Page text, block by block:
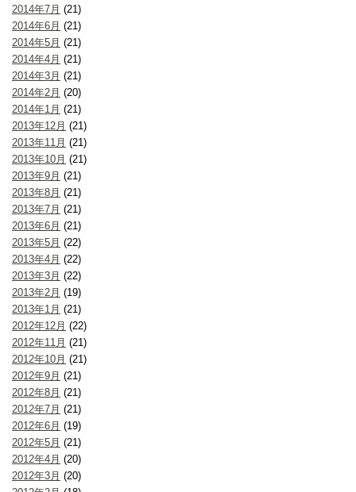
2014年7月 (21)
2014年6月 (21)
2014年5月 (21)
2014年4月 (21)
2014年3月 (21)
2014年2月 (20)
2014年1月 (21)
2013年12月 (21)
2013年11月 (21)
2013年10月 (21)
2013年9月 (21)
2013年8月 (21)
2013年7月 (21)
2013年6月 (21)
2013年5月 (22)
2013年4月 (22)
2013年3月 (22)
2013年2月 (19)
2013年1月 (21)
2012年12月 (22)
2012年11月 (21)
2012年10月 (21)
2012年9月 (21)
2012年8月 (21)
2012年7月 (21)
2012年6月 (19)
2012年5月 (21)
2012年4月 (20)
2012年3月 (20)